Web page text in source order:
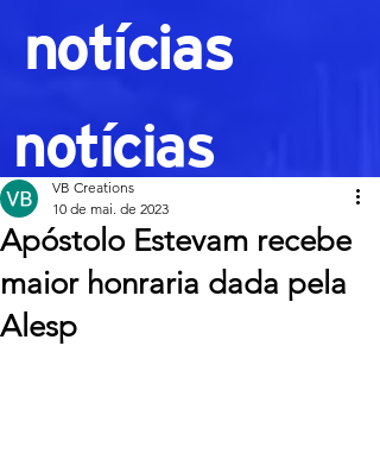
notícias
Apóstolo Estevam recebe
maior honraria dada pela
Alesp
VB Creations
10 de mai. de 2023
notícias